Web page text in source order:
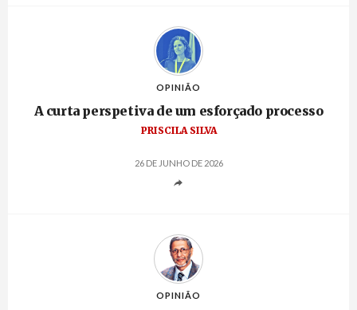
OPINIÃO
A curta perspetiva de um esforçado processo
PRISCILA SILVA
26 DE JUNHO DE 2026
OPINIÃO